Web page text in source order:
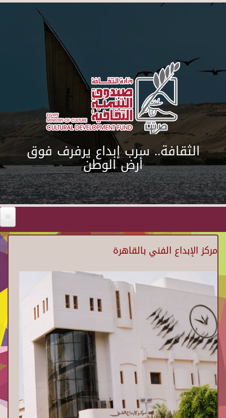
Skip to main content
الثقافة.. سرب إبداع يرفرف فوق
أرض الوطن
مركز الإبداع الفني بالقاهرة